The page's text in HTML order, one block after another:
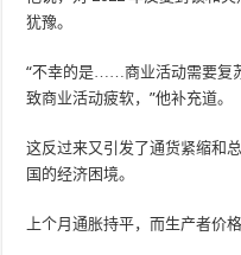
犹豫。
“不幸的是……商业活动需要复
致商业活动疲软，”他补充道。
这反过来又引发了通货紧缩和
国的经济困境。
上个月通胀持平，而生产者价